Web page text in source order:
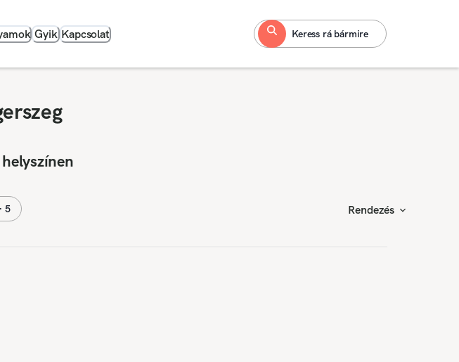
Gyik Kapcsolat Keress rá bármire
5 Rendezés